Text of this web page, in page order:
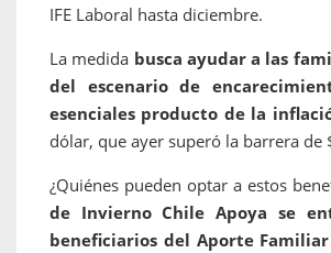
IFE Laboral hasta diciembre.
La medida busca ayudar a las
del escenario de
esenciales producto de la
dólar, que ayer superó la barrera de
¿Quiénes pueden optar a estos
de Invierno Chile Apoya se
beneficiarios del Aporte